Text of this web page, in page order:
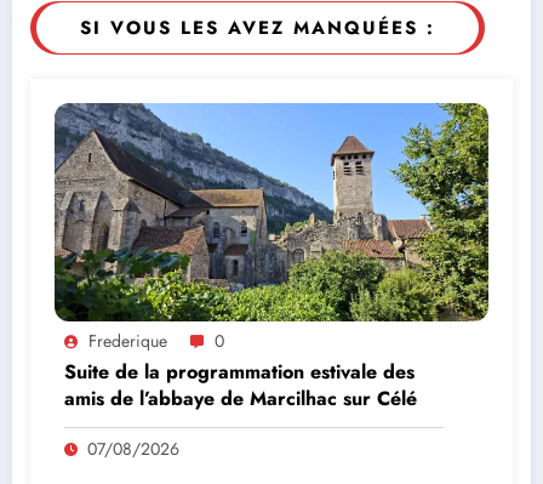
SI VOUS LES AVEZ MANQUÉES :
Frederique 0
Suite de la programmation estivale des
amis de l’abbaye de Marcilhac sur Célé
07/08/2026